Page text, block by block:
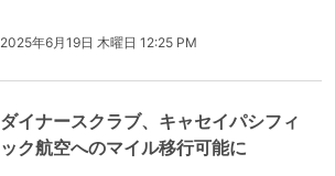
2025年6月19日 木曜日 12:25 PM
ダイナースクラブ、キャセイパシフィ
ック航空へのマイル移行可能に